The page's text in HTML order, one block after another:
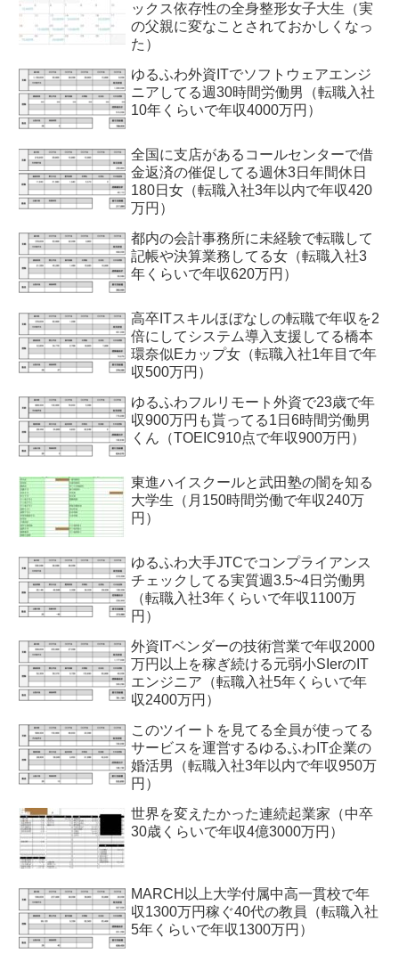
ックス依存性の全身整形女子大生（実
の父親に変なことされておかしくなっ
た）
ゆるふわ外資ITでソフトウェアエンジ
ニアしてる週30時間労働男（転職入社
10年くらいで年収4000万円）
全国に支店があるコールセンターで借
金返済の催促してる週休3日年間休日
180日女（転職入社3年以内で年収420
万円）
都内の会計事務所に未経験で転職して
記帳や決算業務してる女（転職入社3
年くらいで年収620万円）
高卒ITスキルほぼなしの転職で年収を2
倍にしてシステム導入支援してる橋本
環奈似Eカップ女（転職入社1年目で年
収500万円）
ゆるふわフルリモート外資で23歳で年
収900万円も貰ってる1日6時間労働男
くん（TOEIC910点で年収900万円）
東進ハイスクールと武田塾の闇を知る
大学生（月150時間労働で年収240万
円）
ゆるふわ大手JTCでコンプライアンス
チェックしてる実質週3.5~4日労働男
（転職入社3年くらいで年収1100万
円）
外資ITベンダーの技術営業で年収2000
万円以上を稼ぎ続ける元弱小SIerのIT
エンジニア（転職入社5年くらいで年
収2400万円）
このツイートを見てる全員が使ってる
サービスを運営するゆるふわIT企業の
婚活男（転職入社3年以内で年収950万
円）
世界を変えたかった連続起業家（中卒
30歳くらいで年収4億3000万円）
MARCH以上大学付属中高一貫校で年
収1300万円稼ぐ40代の教員（転職入社
5年くらいで年収1300万円）